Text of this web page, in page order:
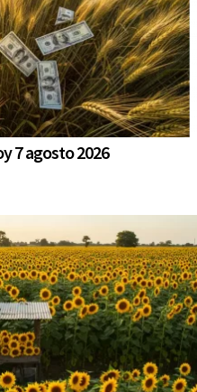
7 agosto 2026